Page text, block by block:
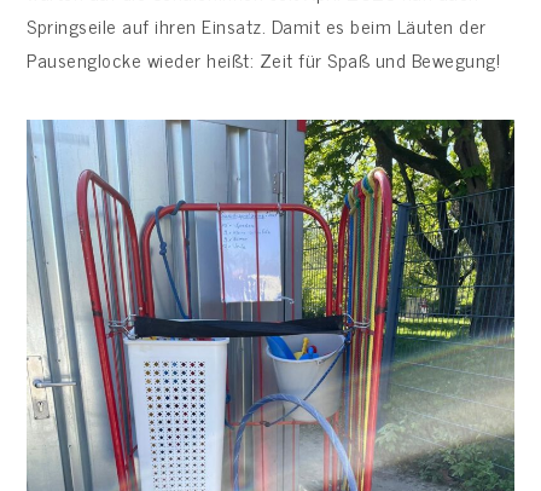
Springseile auf ihren Einsatz. Damit es beim Läuten der
Pausenglocke wieder heißt: Zeit für Spaß und Bewegung!